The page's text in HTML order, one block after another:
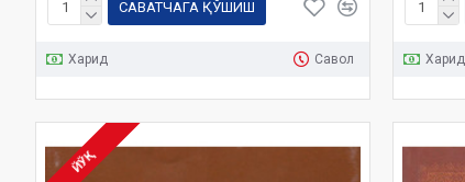
САВАТЧАГА ҚЎШИШ
Харид Савол Харид
ЙЎҚ